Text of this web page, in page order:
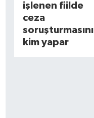
işlenen fiilde
ceza
soruşturmasını
kim yapar